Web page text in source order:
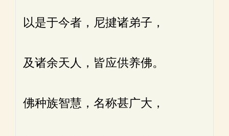
以是于今者，尼揵诸弟子，
及诸余天人，皆应供养佛。
佛种族智慧，名称甚广大，